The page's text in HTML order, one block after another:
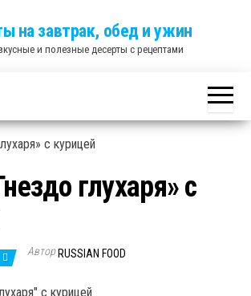
на завтрак, обед и ужин
и полезные десерты с рецептами
глухаря» с
Автор RUSSIAN FOOD